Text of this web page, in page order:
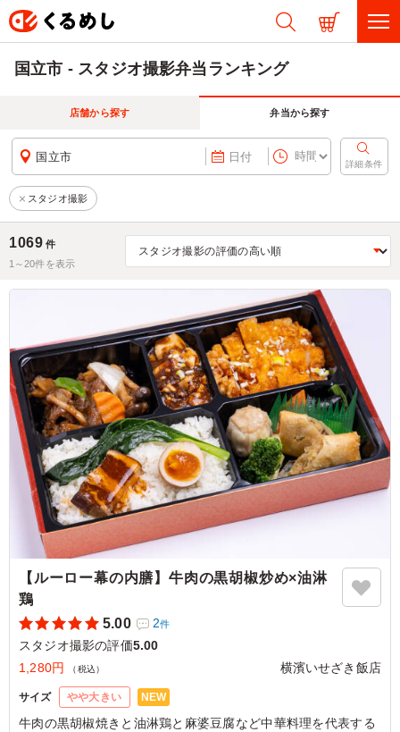
国立市 - スタジオ撮影弁当ランキング
店舗から探す 弁当から探す
国立市 日付
詳細条件
スタジオ撮影
1069 件
1～20件を表示
【ルーロー幕の内膳】牛肉の黒胡椒炒め×油淋
鶏
5.00
2件
スタジオ撮影の評価5.00
1,280円
（税込） 横濱いせざき飯店
サイズ やや大きい NEW
牛肉の黒胡椒焼きと油淋鶏と麻婆豆腐など中華料理を代表する